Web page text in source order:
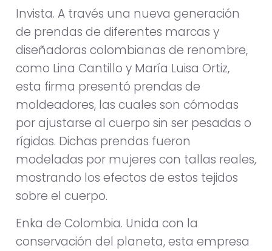
Invista. A través una nueva generación
de prendas de diferentes marcas y
diseñadoras colombianas de renombre,
como Lina Cantillo y María Luisa Ortiz,
esta firma presentó prendas de
moldeadores, las cuales son cómodas
por ajustarse al cuerpo sin ser pesadas o
rígidas. Dichas prendas fueron
modeladas por mujeres con tallas reales,
mostrando los efectos de estos tejidos
sobre el cuerpo.
Enka de Colombia. Unida con la
conservación del planeta, esta empresa